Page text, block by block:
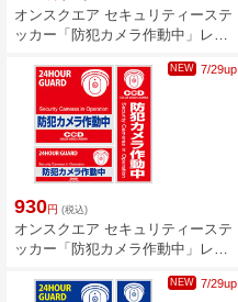
オンスクエア セキュリティーステ
ッカー「防犯カメラ作動中」レッ
NEW 7/29up
930円 (税込)
オンスクエア セキュリティーステ
ッカー「防犯カメラ作動中」レッ
NEW 7/29up